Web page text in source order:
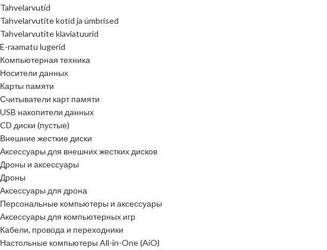
Tahvelarvutid
Tahvelarvutite kotid ja ümbrised
Tahvelarvutite klaviatuurid
E-raamatu lugerid
Компьютерная техника
Носители данных
Карты памяти
Считыватели карт памяти
USB накопители данных
CD диски (пустые)
Внешние жесткие диски
Аксессуары для внешних жестких дисков
Дроны и аксессуары
Дроны
Аксессуары для дрона
Персональные компьютеры и аксессуары
Аксессуары для компьютерных игр
Кабели, провода и переходники
Настольные компьютеры All-in-One (AiO)